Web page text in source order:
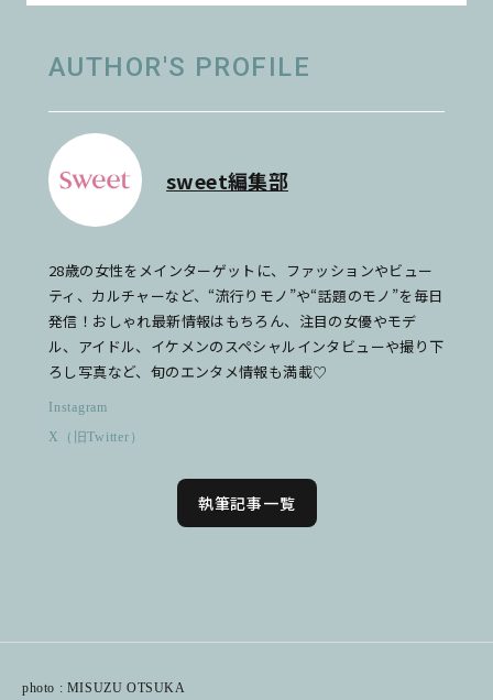
AUTHOR'S PROFILE
sweet編集部
28歳の女性をメインターゲットに、ファッションやビュー
ティ、カルチャーなど、“流行りモノ”や“話題のモノ”を毎日
発信！おしゃれ最新情報はもちろん、注目の女優やモデ
ル、アイドル、イケメンのスペシャルインタビューや撮り下
ろし写真など、旬のエンタメ情報も満載♡
Instagram
X（旧Twitter）
執筆記事一覧
photo : MISUZU OTSUKA